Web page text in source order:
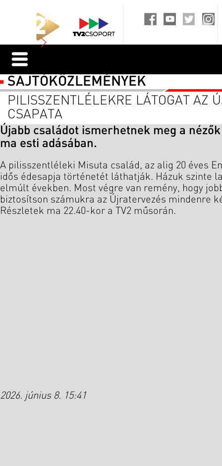
SAJTÓKÖZLEMÉNYEK
PILISSZENTLÉLEKRE LÁTOGAT AZ
CSAPATA
Újabb családot ismerhetnek meg a
ma esti adásában.
A pilisszentléleki Misuta család, az alig 20 éves
idős édesapja történetét láthatják. Házuk szinte
elmúlt években. Most végre van remény, hogy
biztosítson számukra az Újratervezés mindenre
Részletek ma 22.40-kor a TV2 műsorán.
2026. június 8. 15:41